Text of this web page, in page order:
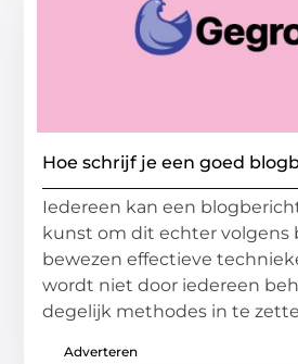
Hoe schrijf je een goed
Iedereen kan een
kunst om dit echter volgens
bewezen effectieve
wordt niet door iedereen
degelijk methodes in te
Adverteren